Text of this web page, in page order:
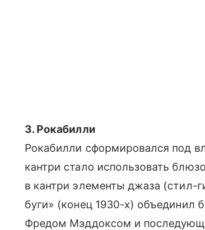
3. Рокабилли
Рокабилли сформировался под
кантри стало использовать
в кантри элементы джаза (стил-
буги» (конец 1930-х) объединил
Фредом Мэддоксом и